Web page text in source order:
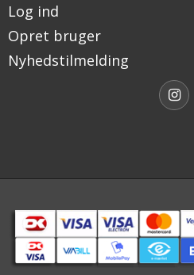
Log ind
Opret bruger
Nyhedstilmelding